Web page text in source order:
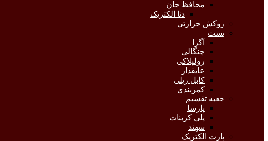
محافظ جان
دنا الکتریک
روکش حرارتی
بست
آگرا
چنگالی
رولپلاکی
عایقدار
کابل ریلی
کمربندی
جعبه تقسیم
پارسا
پلی کربنات
سهند
پارت الکتریک